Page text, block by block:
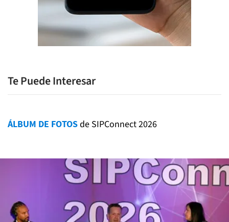
Te Puede Interesar
ÁLBUM DE FOTOSde SIPConnect 2026